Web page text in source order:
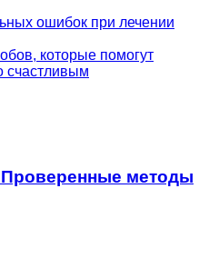
ошибок при лечении
которые помогут
счастливым
Проверенные методы